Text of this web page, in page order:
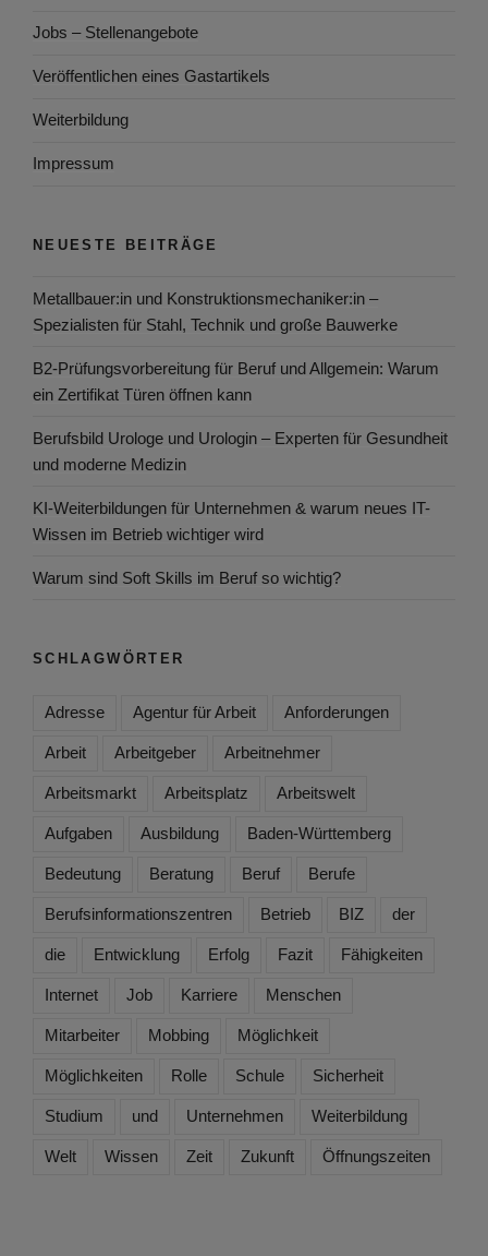
Jobs – Stellenangebote
Veröffentlichen eines Gastartikels
Weiterbildung
Impressum
NEUESTE BEITRÄGE
Metallbauer:in und Konstruktionsmechaniker:in –
Spezialisten für Stahl, Technik und große Bauwerke
B2-Prüfungsvorbereitung für Beruf und Allgemein: Warum
ein Zertifikat Türen öffnen kann
Berufsbild Urologe und Urologin – Experten für Gesundheit
und moderne Medizin
KI-Weiterbildungen für Unternehmen & warum neues IT-
Wissen im Betrieb wichtiger wird
Warum sind Soft Skills im Beruf so wichtig?
SCHLAGWÖRTER
Adresse Agentur für Arbeit Anforderungen
Arbeit Arbeitgeber Arbeitnehmer
Arbeitsmarkt Arbeitsplatz Arbeitswelt
Aufgaben Ausbildung Baden-Württemberg
Bedeutung Beratung Beruf Berufe
Berufsinformationszentren Betrieb BIZ der
die Entwicklung Erfolg Fazit Fähigkeiten
Internet Job Karriere Menschen
Mitarbeiter Mobbing Möglichkeit
Möglichkeiten Rolle Schule Sicherheit
Studium und Unternehmen Weiterbildung
Welt Wissen Zeit Zukunft Öffnungszeiten